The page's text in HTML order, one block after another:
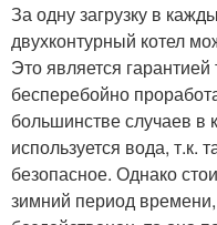
За одну загрузку в
двухконтурный котел
Это является гарантией
бесперебойно
большинстве случаев в
используется вода, т.к.
безопасное. Однако
зимний период времени,